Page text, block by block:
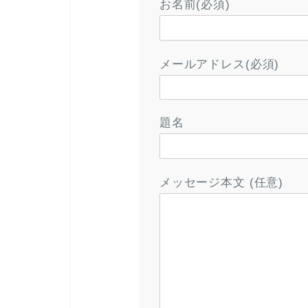
お名前(必須)
メールアドレス(必須)
題名
メッセージ本文 (任意)